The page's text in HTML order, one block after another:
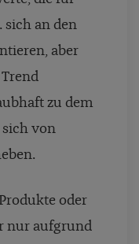
sich an den
aber
zu dem
sich von
oder
nur aufgrund